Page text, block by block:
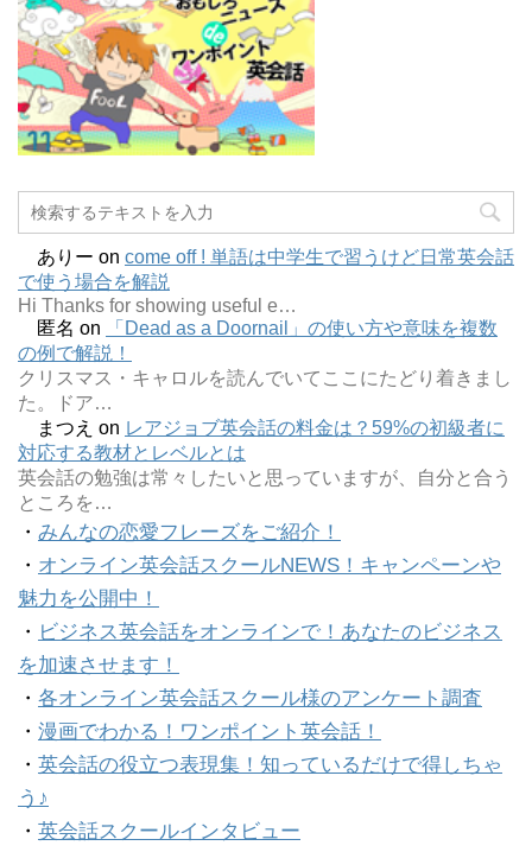
ありー on come off ! 単語は中学生で習うけど日常英会話
で使う場合を解説
Hi Thanks for showing useful e…
匿名 on
「Dead as a Doornail」の使い方や意味を複数
の例で解説！
クリスマス・キャロルを読んでいてここにたどり着きまし
た。ドア…
まつえ on レアジョブ英会話の料金は？59%の初級者に
対応する教材とレベルとは
英会話の勉強は常々したいと思っていますが、自分と合う
ところを…
・ みんなの恋愛フレーズをご紹介！
・ オンライン英会話スクールNEWS！キャンペーンや
魅力を公開中！
・ ビジネス英会話をオンラインで！あなたのビジネス
を加速させます！
・ 各オンライン英会話スクール様のアンケート調査
・ 漫画でわかる！ワンポイント英会話！
・ 英会話の役立つ表現集！知っているだけで得しちゃ
う♪
・ 英会話スクールインタビュー